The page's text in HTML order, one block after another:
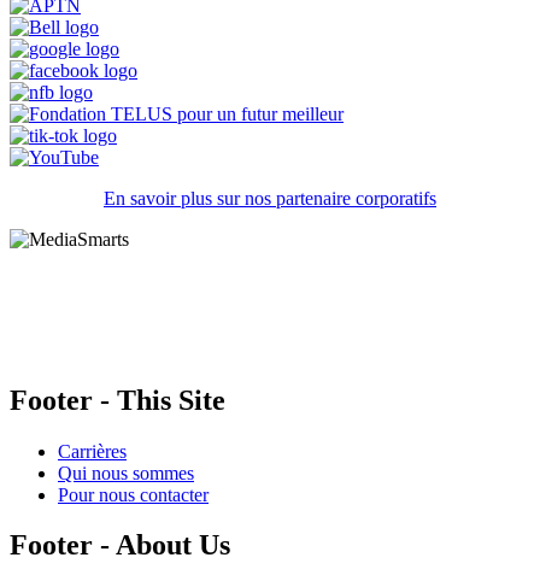
En savoir plus sur nos partenaire corporatifs
Footer - This Site
Carrières
Qui nous sommes
Pour nous contacter
Footer - About Us